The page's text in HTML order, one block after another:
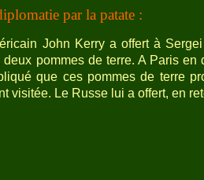
par la patate :
John Kerry a offert à
deux pommes de terre. A Paris
que ces pommes de terre
visitée. Le Russe lui a offert, en